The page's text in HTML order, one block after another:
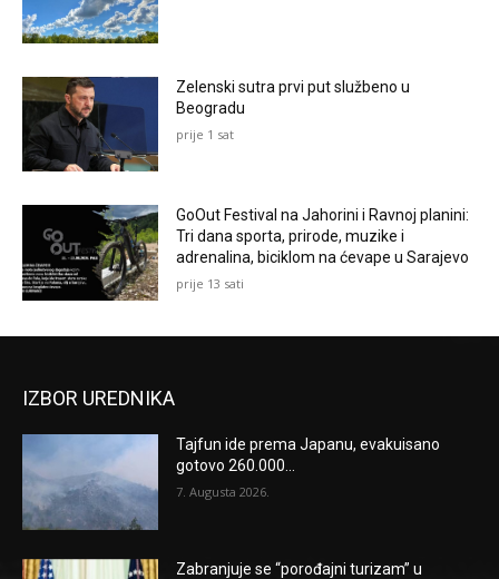
Zelenski sutra prvi put službeno u
Beogradu
prije 1 sat
GoOut Festival na Jahorini i Ravnoj planini:
Tri dana sporta, prirode, muzike i
adrenalina, biciklom na ćevape u Sarajevo
prije 13 sati
IZBOR UREDNIKA
Tajfun ide prema Japanu, evakuisano
gotovo 260.000...
7. Augusta 2026.
Zabranjuje se “porođajni turizam” u